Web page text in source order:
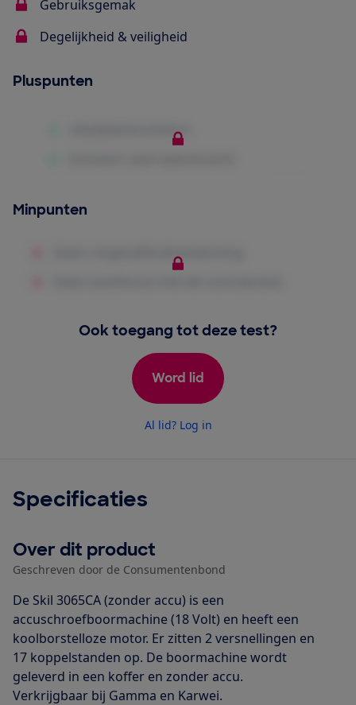
Gebruiksgemak
Degelijkheid & veiligheid
Pluspunten
Minpunten
Ook toegang tot deze test?
Word lid
Al lid? Log in
Specificaties
Over dit product
Geschreven door de Consumentenbond
De Skil 3065CA (zonder accu) is een
accuschroefboormachine (18 Volt) en heeft een
koolborstelloze motor. Er zitten 2 versnellingen en
17 koppelstanden op. De boormachine wordt
geleverd in een koffer en zonder accu.
Verkrijgbaar bij Gamma en Karwei.